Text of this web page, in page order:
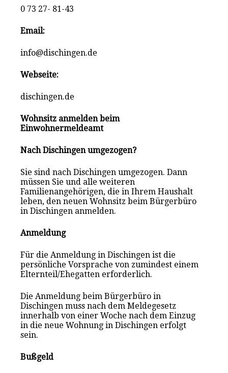
0 73 27- 81-43
Email:
info@dischingen.de
Webseite:
dischingen.de
Wohnsitz anmelden beim
Einwohnermeldeamt
Nach Dischingen umgezogen?
Sie sind nach Dischingen umgezogen. Dann
müssen Sie und alle weiteren
Familienangehörigen, die in Ihrem Haushalt
leben, den neuen Wohnsitz beim Bürgerbüro
in Dischingen anmelden.
Anmeldung
Für die Anmeldung in Dischingen ist die
persönliche Vorsprache von zumindest einem
Elternteil/Ehegatten erforderlich.
Die Anmeldung beim Bürgerbüro in
Dischingen muss nach dem Meldegesetz
innerhalb von einer Woche nach dem Einzug
in die neue Wohnung in Dischingen erfolgt
sein.
Bußgeld